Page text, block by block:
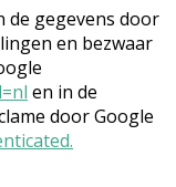
gegevens door
en bezwaar
en in de
door Google